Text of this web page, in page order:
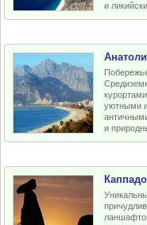
и
уютными
и